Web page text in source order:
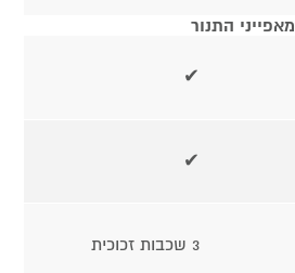
מאפייני התנור
✔
✔
3 שכבות זכוכית